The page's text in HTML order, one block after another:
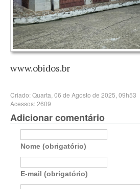
www.obidos.br
Criado: Quarta, 06 de Agosto de 2025, 09h53
Acessos: 2609
Adicionar comentário
Nome (obrigatório)
E-mail (obrigatório)